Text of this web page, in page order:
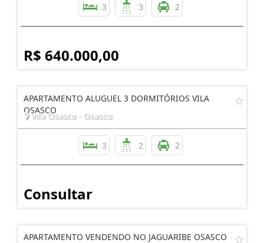
3 3 2
R$ 640.000,00
APARTAMENTO ALUGUEL 3 DORMITÓRIOS VILA
OSASCO
Vila Osasco - Osasco
3 2 2
Consultar
APARTAMENTO VENDENDO NO JAGUARIBE OSASCO